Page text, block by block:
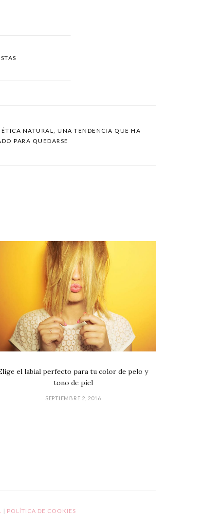
NATURAL, UNA TENDENCIA QUE HA
PARA QUEDARSE
el labial perfecto para tu color de pelo y
tono de piel
SEPTIEMBRE 2, 2016
| POLÍTICA DE COOKIES